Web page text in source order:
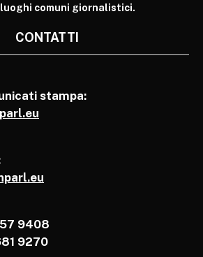
comuni giornalistici.
CONTATTI
stampa:
9408
9270